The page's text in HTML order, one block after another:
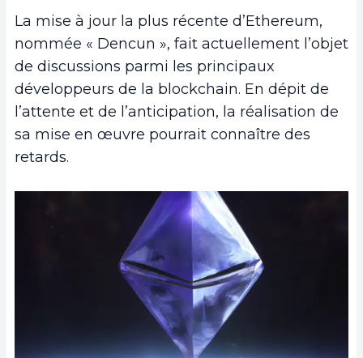
La mise à jour la plus récente d’Ethereum,
nommée « Dencun », fait actuellement l’objet
de discussions parmi les principaux
développeurs de la blockchain. En dépit de
l’attente et de l’anticipation, la réalisation de
sa mise en œuvre pourrait connaître des
retards.